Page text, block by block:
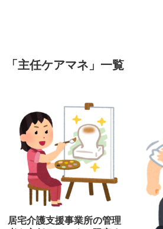
「 主任ケアマネ 」 一覧
居宅介護支援事業所の管理